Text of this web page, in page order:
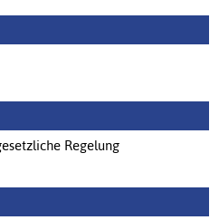
Regelung